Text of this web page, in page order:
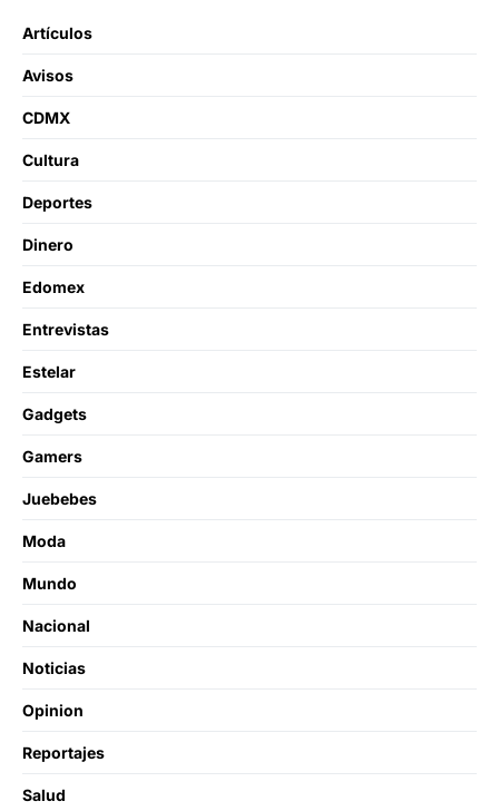
Artículos
Avisos
CDMX
Cultura
Deportes
Dinero
Edomex
Entrevistas
Estelar
Gadgets
Gamers
Juebebes
Moda
Mundo
Nacional
Noticias
Opinion
Reportajes
Salud